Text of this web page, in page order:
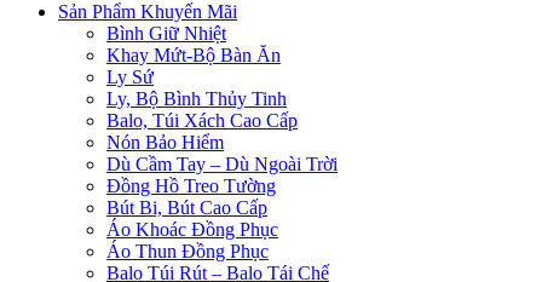
Sản Phẩm Khuyến Mãi
Bình Giữ Nhiệt
Khay Mứt-Bộ Bàn Ăn
Ly Sứ
Ly, Bộ Bình Thủy Tinh
Balo, Túi Xách Cao Cấp
Nón Bảo Hiểm
Dù Cầm Tay – Dù Ngoài Trời
Đồng Hồ Treo Tường
Bút Bi, Bút Cao Cấp
Áo Khoác Đồng Phục
Áo Thun Đồng Phục
Balo Túi Rút – Balo Tái Chế